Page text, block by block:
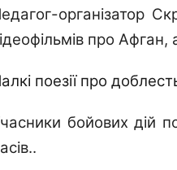
організатор
ів про Афган,
алкі поезії про
бойових дій